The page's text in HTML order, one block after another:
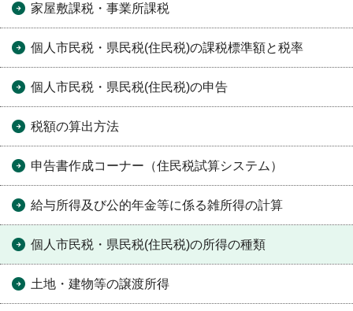
家屋敷課税・事業所課税
個人市民税・県民税(住民税)の課税標準額と税率
個人市民税・県民税(住民税)の申告
税額の算出方法
申告書作成コーナー（住民税試算システム）
給与所得及び公的年金等に係る雑所得の計算
個人市民税・県民税(住民税)の所得の種類
土地・建物等の譲渡所得